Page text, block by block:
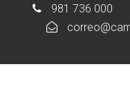
981 736 000